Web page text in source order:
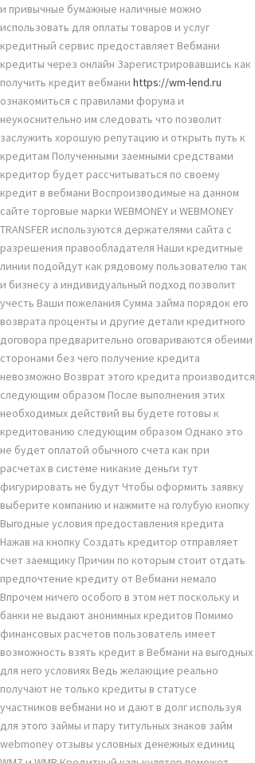
и привычные бумажные наличные можно
использовать для оплаты товаров и услуг
кредитный сервис предоставляет Вебмани
кредиты через онлайн Зарегистрировавшись как
получить кредит вебмани https://wm-lend.ru
ознакомиться с правилами форума и
неукоснительно им следовать что позволит
заслужить хорошую репутацию и открыть путь к
кредитам Полученными заемными средствами
кредитор будет рассчитываться по своему
кредит в вебмани Воспроизводимые на данном
сайте торговые марки WEBMONEY и WEBMONEY
TRANSFER используются держателями сайта с
разрешения правообладателя Наши кредитные
линии подойдут как рядовому пользователю так
и бизнесу а индивидуальный подход позволит
учесть Ваши пожелания Сумма займа порядок его
возврата проценты и другие детали кредитного
договора предварительно оговариваются обеими
сторонами без чего получение кредита
невозможно Возврат этого кредита производится
следующим образом После выполнения этих
необходимых действий вы будете готовы к
кредитованию следующим образом Однако это
не будет оплатой обычного счета как при
расчетах в системе никакие деньги тут
фигурировать не будут Чтобы оформить заявку
выберите компанию и нажмите на голубую кнопку
Выгодные условия предоставления кредита
Нажав на кнопку Создать кредитор отправляет
счет заемщику Причин по которым стоит отдать
предпочтение кредиту от Вебмани немало
Впрочем ничего особого в этом нет поскольку и
банки не выдают анонимных кредитов Помимо
финансовых расчетов пользователь имеет
возможность взять кредит в Вебмани на выгодных
для него условиях Ведь желающие реально
получают не только кредиты в статусе
участников вебмани но и дают в долг используя
для этого займы и пару титульных знаков займ
webmoney отзывы условных денежных единиц